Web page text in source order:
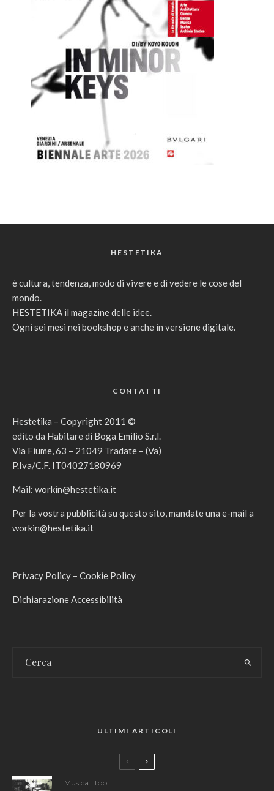
HESTETIKA
è cultura, tendenza, modo di vivere e di vedere le cose del
mondo.
HESTETIKA il magazine delle idee.
Ogni sei mesi nei bookshop e anche in versione digitale.
CONTATTI
Hestetika – Copyright 2011 ©
edito da Habitare di Boga Emilio S.r.l.
Via Fiume, 63 – 21049 Tradate – (Va)
P.Iva/C.F. IT04027180969
Mail: workin@hestetika.it
Per la vostra pubblicità su questo sito, mandate una e-mail a
workin@hestetika.it
Privacy Policy – Cookie Policy
Dichiarazione Accessibilità
ULTIMI ARTICOLI
Musica top